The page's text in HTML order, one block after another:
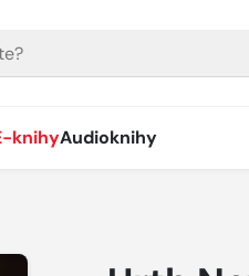
knihyAudioknihy